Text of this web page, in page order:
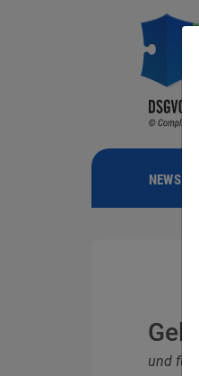
NEWS
und für